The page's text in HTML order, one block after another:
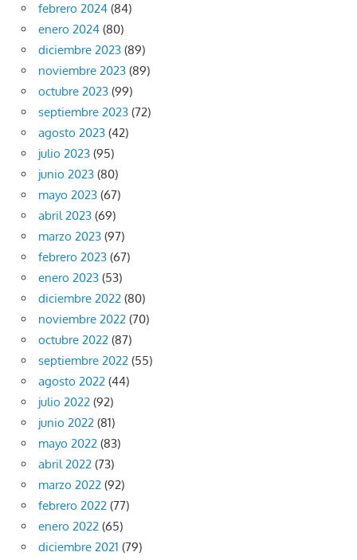
febrero 2024 (84)
enero 2024 (80)
diciembre 2023 (89)
noviembre 2023 (89)
octubre 2023 (99)
septiembre 2023 (72)
agosto 2023 (42)
julio 2023 (95)
junio 2023 (80)
mayo 2023 (67)
abril 2023 (69)
marzo 2023 (97)
febrero 2023 (67)
enero 2023 (53)
diciembre 2022 (80)
noviembre 2022 (70)
octubre 2022 (87)
septiembre 2022 (55)
agosto 2022 (44)
julio 2022 (92)
junio 2022 (81)
mayo 2022 (83)
abril 2022 (73)
marzo 2022 (92)
febrero 2022 (77)
enero 2022 (65)
diciembre 2021 (79)